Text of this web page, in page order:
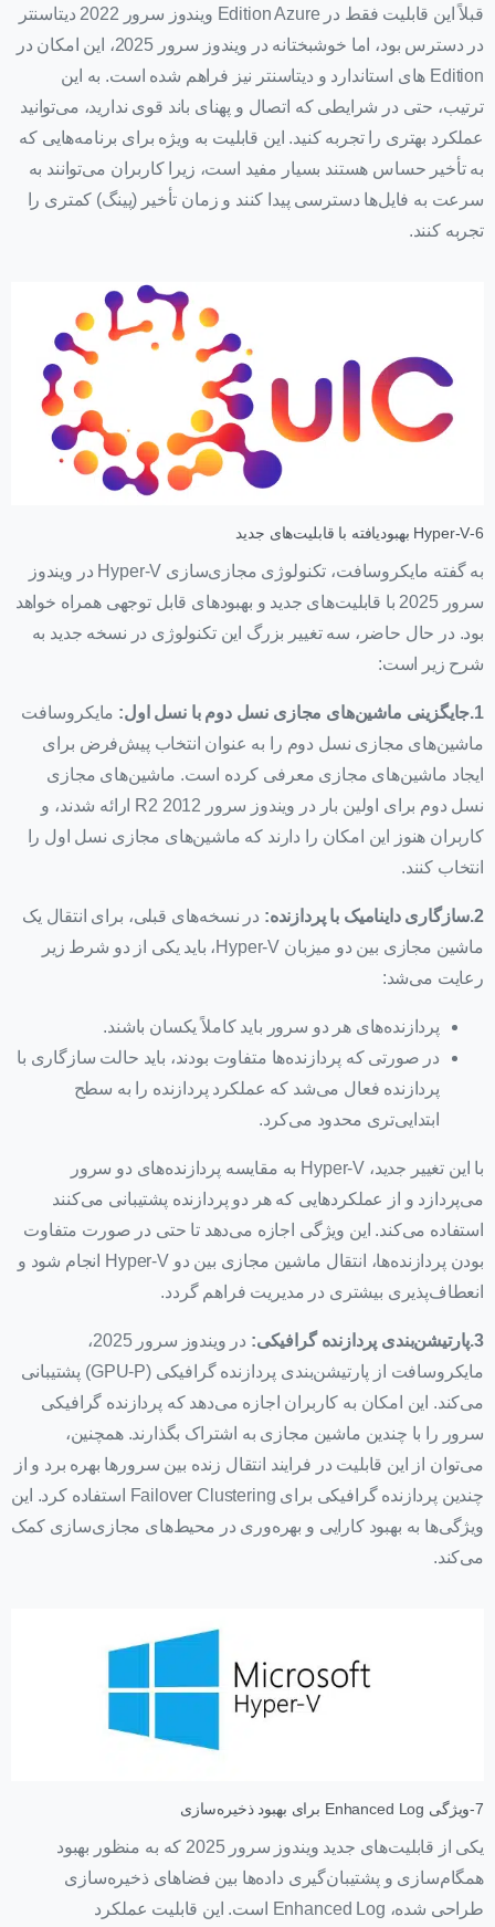
قبلاً این قابلیت فقط در Edition Azure ویندوز سرور 2022 دیتاسنتر
در دسترس بود، اما خوشبختانه در ویندوز سرور 2025، این امکان در
Edition های استاندارد و دیتاسنتر نیز فراهم شده است. به این
ترتیب، حتی در شرایطی که اتصال و پهنای باند قوی ندارید، می‌توانید
عملکرد بهتری را تجربه کنید. این قابلیت به ویژه برای برنامه‌هایی که
به تأخیر حساس هستند بسیار مفید است، زیرا کاربران می‌توانند به
سرعت به فایل‌ها دسترسی پیدا کنند و زمان تأخیر (پینگ) کمتری را
تجربه کنند.
6-Hyper-V بهبودیافته با قابلیت‌های جدید
به گفته مایکروسافت، تکنولوژی مجازی‌سازی Hyper-V در ویندوز
سرور 2025 با قابلیت‌های جدید و بهبودهای قابل توجهی همراه خواهد
بود. در حال حاضر، سه تغییر بزرگ این تکنولوژی در نسخه جدید به
شرح زیر است:
1.جایگزینی ماشین‌های مجازی نسل دوم با نسل اول:
مایکروسافت
ماشین‌های مجازی نسل دوم را به عنوان انتخاب پیش‌فرض برای
ایجاد ماشین‌های مجازی معرفی کرده است. ماشین‌های مجازی
نسل دوم برای اولین بار در ویندوز سرور 2012 R2 ارائه شدند، و
کاربران هنوز این امکان را دارند که ماشین‌های مجازی نسل اول را
انتخاب کنند.
2.سازگاری داینامیک با پردازنده:
در نسخه‌های قبلی، برای انتقال یک
ماشین مجازی بین دو میزبان Hyper-V، باید یکی از دو شرط زیر
رعایت می‌شد:
پردازنده‌های هر دو سرور باید کاملاً یکسان باشند.
در صورتی که پردازنده‌ها متفاوت بودند، باید حالت سازگاری با
پردازنده فعال می‌شد که عملکرد پردازنده را به سطح
ابتدایی‌تری محدود می‌کرد.
با این تغییر جدید، Hyper-V به مقایسه پردازنده‌های دو سرور
می‌پردازد و از عملکردهایی که هر دو پردازنده پشتیبانی می‌کنند
استفاده می‌کند. این ویژگی اجازه می‌دهد تا حتی در صورت متفاوت
بودن پردازنده‌ها، انتقال ماشین مجازی بین دو Hyper-V انجام شود و
انعطاف‌پذیری بیشتری در مدیریت فراهم گردد.
3.پارتیشن‌بندی پردازنده گرافیکی:
در ویندوز سرور 2025،
مایکروسافت از پارتیشن‌بندی پردازنده گرافیکی (GPU-P) پشتیبانی
می‌کند. این امکان به کاربران اجازه می‌دهد که پردازنده گرافیکی
سرور را با چندین ماشین مجازی به اشتراک بگذارند. همچنین،
می‌توان از این قابلیت در فرایند انتقال زنده بین سرورها بهره برد و از
چندین پردازنده گرافیکی برای Failover Clustering استفاده کرد. این
ویژگی‌ها به بهبود کارایی و بهره‌وری در محیط‌های مجازی‌سازی کمک
می‌کند.
7-ویژگی Enhanced Log برای بهبود ذخیره‌سازی
یکی از قابلیت‌های جدید ویندوز سرور 2025 که به منظور بهبود
همگام‌سازی و پشتیبان‌گیری داده‌ها بین فضاهای ذخیره‌سازی
طراحی شده، Enhanced Log است. این قابلیت عملکرد